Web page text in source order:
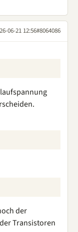
06-21 12:56#8064086
der
Transistoren